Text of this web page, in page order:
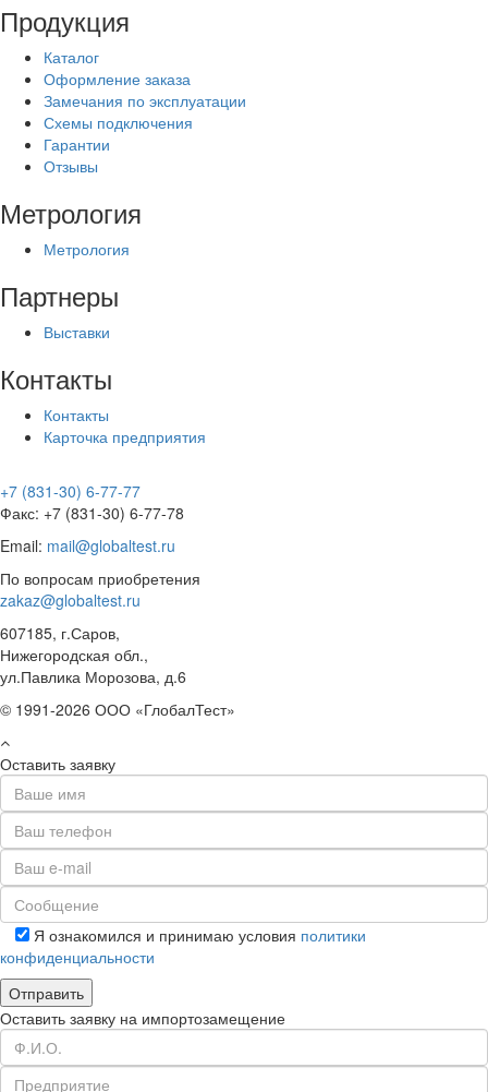
Продукция
Каталог
Оформление заказа
Замечания по эксплуатации
Схемы подключения
Гарантии
Отзывы
Метрология
Метрология
Партнеры
Выставки
Контакты
Контакты
Карточка предприятия
+7 (831-30) 6-77-77
Факс: +7 (831-30) 6-77-78
Email: mail@globaltest.ru
По вопросам приобретения
zakaz@globaltest.ru
607185, г.Саров,
Нижегородская обл.,
ул.Павлика Морозова, д.6
© 1991-2026 ООО «ГлобалТест»
Оставить заявку
Я ознакомился и принимаю условия политики
конфиденциальности
Оставить заявку на импортозамещение